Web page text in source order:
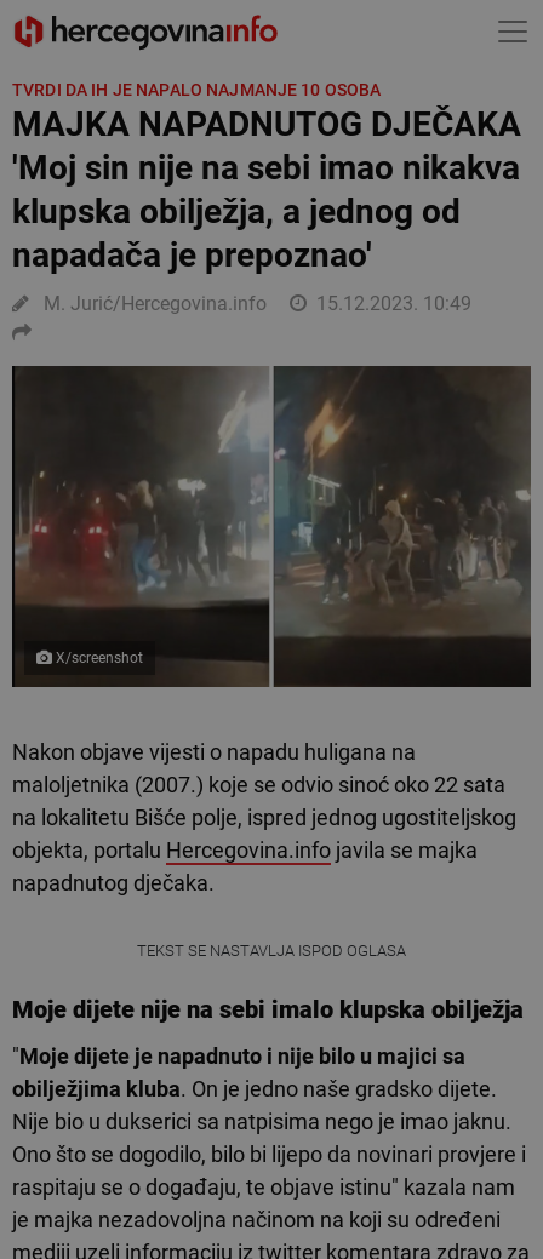
TVRDI DA IH JE NAPALO NAJMANJE 10 OSOBA
MAJKA NAPADNUTOG DJEČAKA
'Moj sin nije na sebi imao nikakva
klupska obilježja, a jednog od
napadača je prepoznao'
M. Jurić/Hercegovina.info 15.12.2023. 10:49
X/screenshot
Nakon objave vijesti o napadu huligana na
maloljetnika (2007.) koje se odvio sinoć oko 22 sata
na lokalitetu Bišće polje, ispred jednog ugostiteljskog
objekta, portalu Hercegovina.info javila se majka
napadnutog dječaka.
TEKST SE NASTAVLJA ISPOD OGLASA
Moje dijete nije na sebi imalo klupska obilježja
"Moje dijete je napadnuto i nije bilo u majici sa
obilježjima kluba. On je jedno naše gradsko dijete.
Nije bio u dukserici sa natpisima nego je imao jaknu.
Ono što se dogodilo, bilo bi lijepo da novinari provjere i
raspitaju se o događaju, te objave istinu" kazala nam
je majka nezadovoljna načinom na koji su određeni
mediji uzeli informaciju iz twitter komentara zdravo za